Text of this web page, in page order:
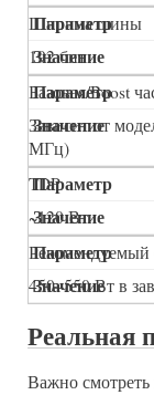
Ширина шины
192 бит
Базовая/Boost
Зависит от
МГц)
TDP
~120 Вт
Рекомендуемый
450–550 Вт в
Реальная
Важно смотреть